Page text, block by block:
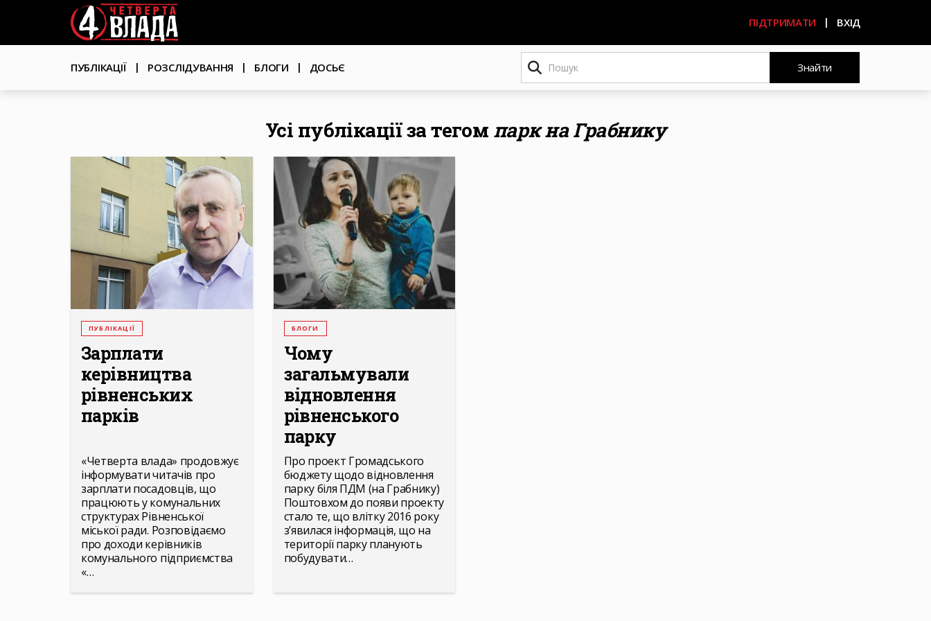
вмісту
User
account
menu
ПІДТРИМАТИ ВХІД
Основна
навіґація
ПУБЛІКАЦІЇ РОЗСЛІДУВАННЯ БЛОГИ ДОСЬЄ
Пошук
Знайти
Усі публікації за тегом парк на Грабнику
ПУБЛІКАЦІЇ
Зарплати
керівництва
рівненських
парків
«Четверта влада» продовжує
інформувати читачів про
зарплати посадовців, що
працюють у комунальних
структурах Рівненської
міської ради. Розповідаємо
про доходи керівників
комунального підприємства
«…
БЛОГИ
Чому
загальмували
відновлення
рівненського
парку
Про проект Громадського
бюджету щодо відновлення
парку біля ПДМ (на Грабнику)
Поштовхом до появи проекту
стало те, що влітку 2016 року
з’явилася інформація, що на
території парку планують
побудувати…